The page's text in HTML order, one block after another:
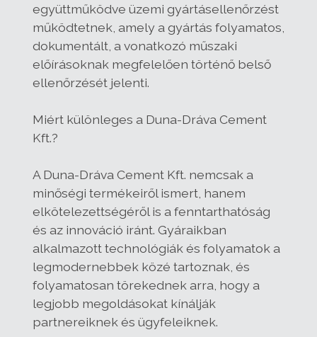
együttműködve üzemi gyártásellenőrzést
működtetnek, amely a gyártás folyamatos,
dokumentált, a vonatkozó műszaki
előírásoknak megfelelően történő belső
ellenőrzését jelenti.
Miért különleges a Duna-Dráva Cement
Kft.?
A Duna-Dráva Cement Kft. nemcsak a
minőségi termékeiről ismert, hanem
elkötelezettségéről is a fenntarthatóság
és az innováció iránt. Gyáraikban
alkalmazott technológiák és folyamatok a
legmodernebbek közé tartoznak, és
folyamatosan törekednek arra, hogy a
legjobb megoldásokat kínálják
partnereiknek és ügyfeleiknek.